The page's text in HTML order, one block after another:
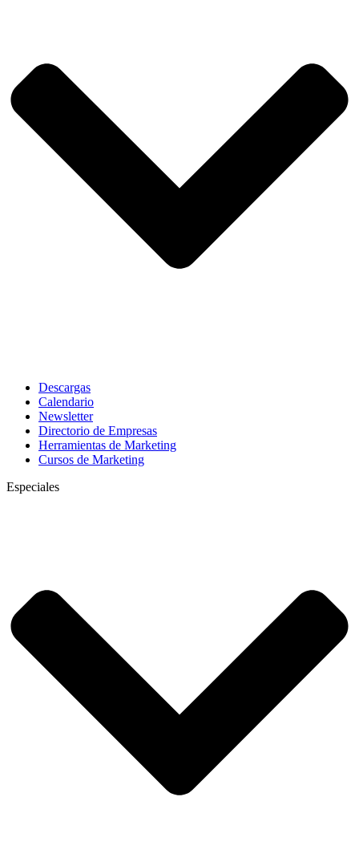
Descargas
Calendario
Newsletter
Directorio de Empresas
Herramientas de Marketing
Cursos de Marketing
Especiales